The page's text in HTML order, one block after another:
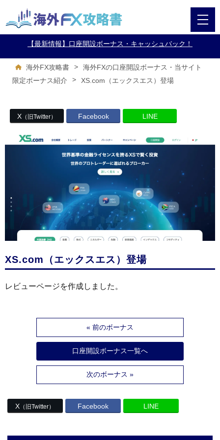
【最新情報】口座開設ボーナス・キャッシュバック！
海外FX攻略書 >
海外FXの口座開設ボーナス・当サイト
限定ボーナス紹介
> XS.com（エックスエス）登場
X （旧Twitter） Facebook LINE
XS.com（エックスエス）登場
レビューページを作成しました。
« 前のボーナス
口座開設ボーナス一覧へ
次のボーナス »
X （旧Twitter） Facebook LINE